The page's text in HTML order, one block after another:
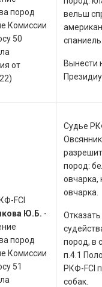
пород
Комиссии
50
от
вельш
спаниель.
Вынести
FCI
Ю.Б. -
пород
Комиссии
51
Судье
пород:
овчарка,
овчарка.
пород, в
п.4.1
РКФ-FCI
собак.